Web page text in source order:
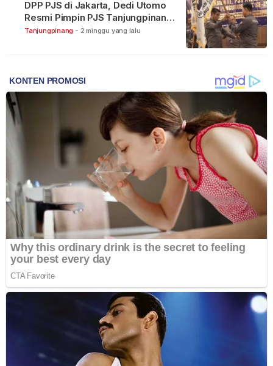
DPP PJS di Jakarta, Dedi Utomo
Resmi Pimpin PJS Tanjungpinang-
Bintan
Tanjungpinang - 2 minggu yang lalu